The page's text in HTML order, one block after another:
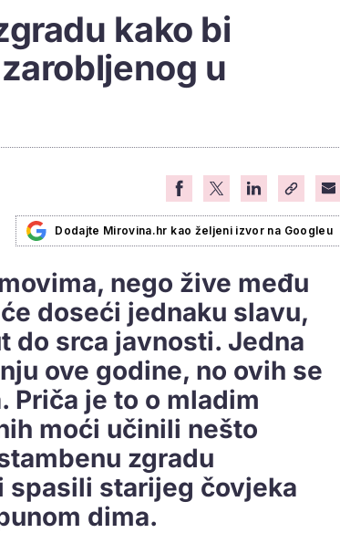
kako bi
u
Dodajte Mirovina.hr kao željeni izvor na Googleu
nego žive među
doseći jednaku slavu,
do srca javnosti. Jedna
ove godine, no ovih se
Priča je to o mladim
moći učinili nešto
zgradu
spasili starijeg čovjeka
dima.